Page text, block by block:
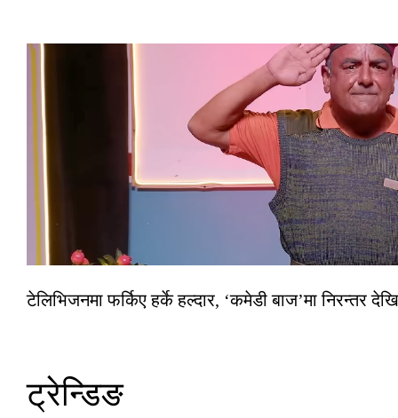
टेलिभिजनमा फर्किए हर्के हल्दार, ‘कमेडी बाज’मा निरन्तर
ट्रेन्डिङ